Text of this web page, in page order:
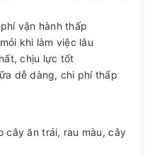
vận hành thấp
khi làm việc lâu
chịu lực tốt
dễ dàng, chi phí thấp
cây ăn trái, rau màu, cây